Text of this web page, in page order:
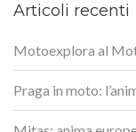
Articoli recenti
Motoexplora al
Praga in moto: